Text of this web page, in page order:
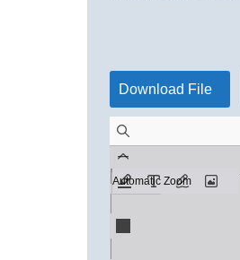
Download File